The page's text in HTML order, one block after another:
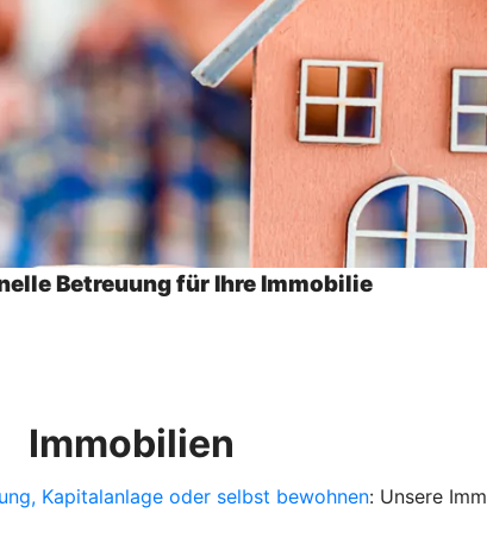
Betreuung für Ihre Immobilie
Immobilien
Kapitalanlage oder selbst bewohnen: Unsere